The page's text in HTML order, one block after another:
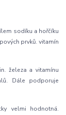
sodíku a hořčíku
prvků. vitamín
železa a vitamínu
Dále podporuje
velmi hodnotná.